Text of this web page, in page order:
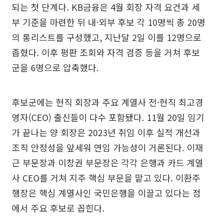
되는 첫 단계다. KB금융은 4월 회장 자격 요건과 세
부 기준을 마련한 뒤 내·외부 후보 각 10명씩 총 20명
의 롱리스트를 구성했고, 지난달 2일 이를 12명으로
좁혔다. 이후 평판 조회와 자격 검증 등을 거쳐 후보
군을 6명으로 압축했다.
후보군에는 현직 회장과 주요 계열사 전·현직 최고경
영자(CEO) 출신들이 다수 포함됐다. 11월 20일 임기
가 끝나는 양 회장은 2023년 취임 이후 실적 개선과
조직 안정성을 앞세워 연임 가능성이 거론된다. 이재
근 부문장과 이창권 부문장은 각각 은행과 카드 계열
사 CEO를 거쳐 지주 핵심 부문을 맡고 있다. 이환주
행장은 핵심 계열사인 국민은행을 이끌고 있다는 점
에서 주요 후보로 꼽힌다.